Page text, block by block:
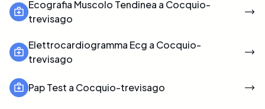
Ecografia Muscolo Tendinea a Cocquio-
trevisago
Elettrocardiogramma Ecg a Cocquio-
trevisago
Pap Test a Cocquio-trevisago